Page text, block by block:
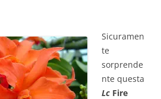
Sicuramen
te
sorprende
nte questa
Lc Fire